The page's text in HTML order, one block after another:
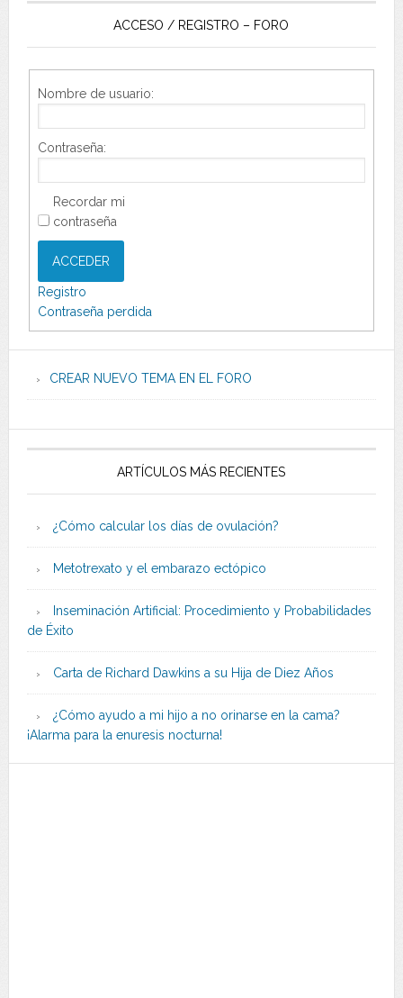
ACCESO / REGISTRO – FORO
Nombre de usuario:
Contraseña:
Recordar mi
contraseña
ACCEDER
Registro
Contraseña perdida
CREAR NUEVO TEMA EN EL FORO
ARTÍCULOS MÁS RECIENTES
¿Cómo calcular los días de ovulación?
Metotrexato y el embarazo ectópico
Inseminación Artificial: Procedimiento y Probabilidades
de Éxito
Carta de Richard Dawkins a su Hija de Diez Años
¿Cómo ayudo a mi hijo a no orinarse en la cama?
¡Alarma para la enuresis nocturna!